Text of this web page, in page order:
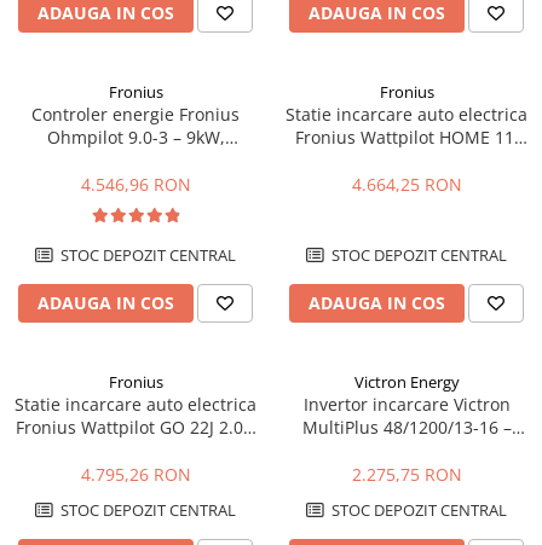
ADAUGA IN COS ADAUGA IN COS
Fronius
Controler energie Fronius
Ohmpilot 9.0-3 – 9kW,
incalzire apa
4.546,96 RON
STOC DEPOZIT CENTRAL
ADAUGA IN COS
Fronius
Statie incarcare auto electrica
Fronius Wattpilot HOME 11J
inteligent
4.664,25 RON
STOC DEPOZIT CENTRAL
ADAUGA IN COS
Fronius
Statie incarcare auto electrica
Fronius Wattpilot GO 22J 2.0 –
inteligent
4.795,26 RON
STOC DEPOZIT CENTRAL
Victron Energy
Invertor incarcare Victron
MultiPlus 48/1200/13-16 –
baterii
2.275,75 RON
STOC DEPOZIT CENTRAL